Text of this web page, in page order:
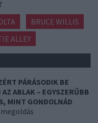
BRUCE WILLIS
ALLEY
PÁRÁSODIK BE
ABLAK – EGYSZERŰBB
MINT GONDOLNÁD